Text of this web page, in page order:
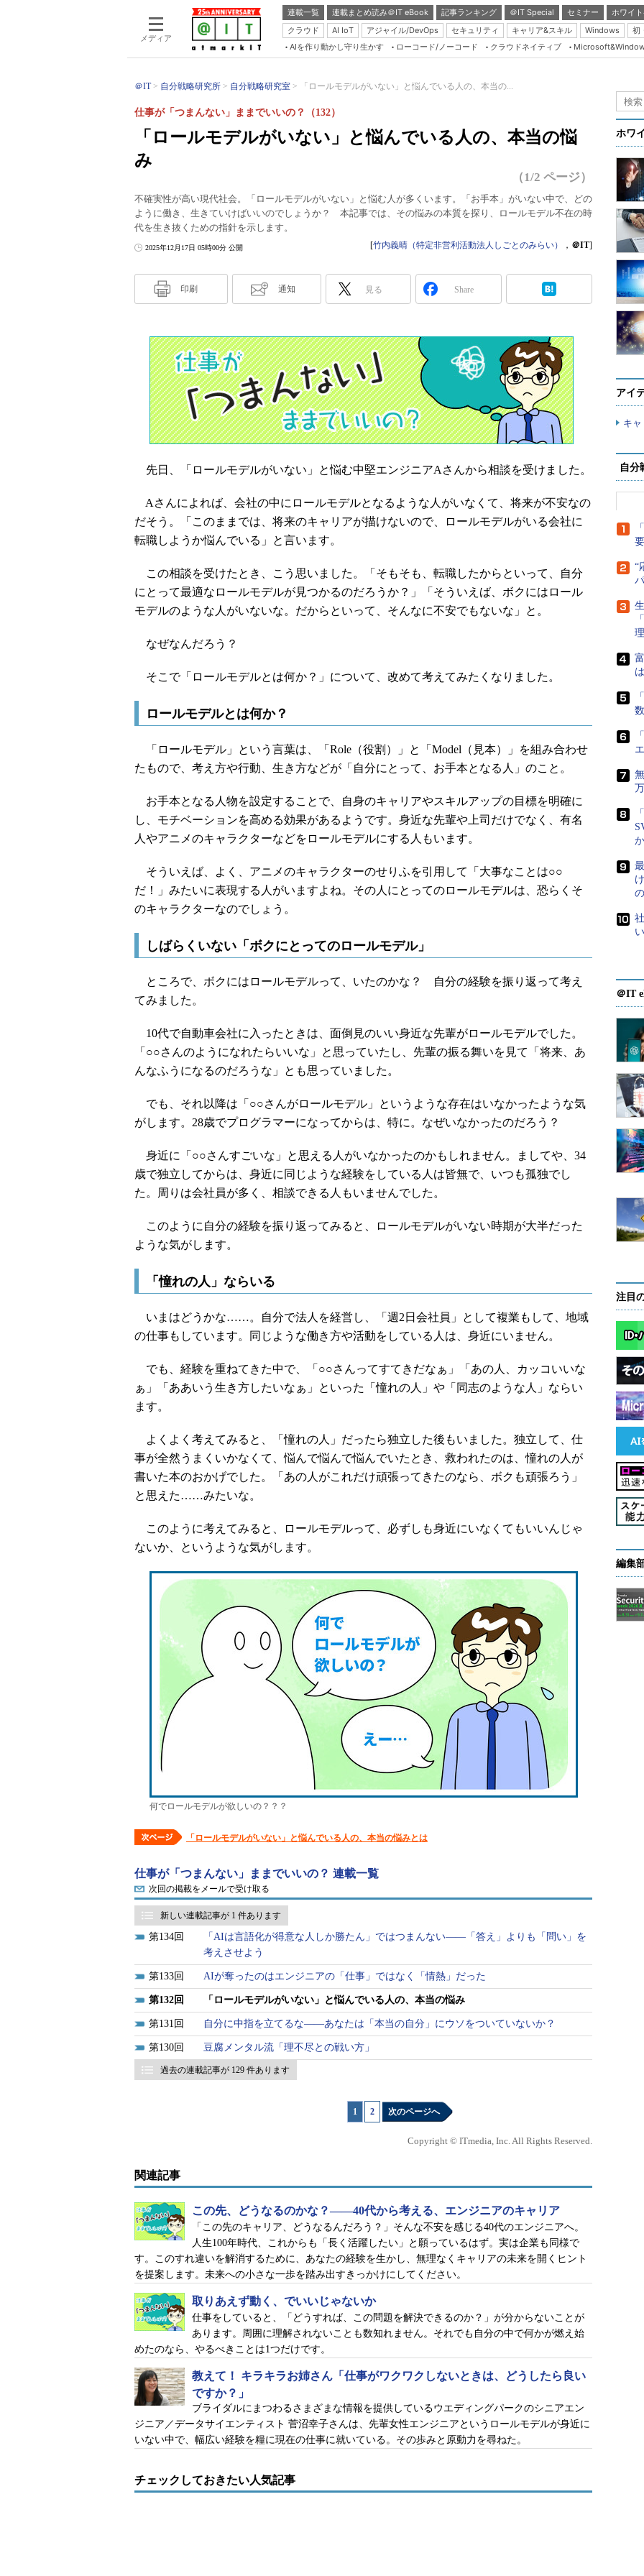
メディア
連載一覧 連載まとめ読み＠IT eBook 記事ランキング ＠IT Special セミナー
ホワイ
クラウド
AI IoT アジャイル/DevOps セキュリティ キャリア&スキル Windows
初
Server & Storage
Java Agile
Database Expert
Master of IP Network
Security & Trust
AIを作り動かし守り生かす ローコード/ノーコード クラウドネイティブ
＠IT 自分戦略研究所 自分戦略研究室 「ロールモデルがいない」と悩んでいる人の、本当の...
「ロールモデルがいない」と悩んでいる人の、本当の悩
み
仕事が「つまんない」ままでいいの？（132）
（1/2 ページ）
不確実性が高い現代社会。「ロールモデルがいない」と悩む人が多くいます。「お手本」がいない中で、どの
ように働き、生きていけばいいのでしょうか？ 本記事では、その悩みの本質を探り、ロールモデル不在の時
代を生き抜くための指針を示します。
2025年12月17日 05時00分 公開 [竹内義晴（特定非営利活動法人しごとのみらい） ， ＠IT]
印刷 通知 見る Share
先日、「ロールモデルがいない」と悩む中堅エンジニアAさんから相談を受けました。
Aさんによれば、会社の中にロールモデルとなるような人がいなくて、将来が不安なの
だそう。「このままでは、将来のキャリアが描けないので、ロールモデルがいる会社に
転職しようか悩んでいる」と言います。
この相談を受けたとき、こう思いました。「そもそも、転職したからといって、自分
にとって最適なロールモデルが見つかるのだろうか？」「そういえば、ボクにはロール
モデルのような人がいないな。だからといって、そんなに不安でもないな」と。
なぜなんだろう？
そこで「ロールモデルとは何か？」について、改めて考えてみたくなりました。
ロールモデルとは何か？
「ロールモデル」という言葉は、「Role（役割）」と「Model（見本）」を組み合わせ
たもので、考え方や行動、生き方などが「自分にとって、お手本となる人」のこと。
お手本となる人物を設定することで、自身のキャリアやスキルアップの目標を明確に
し、モチベーションを高める効果があるようです。身近な先輩や上司だけでなく、有名
人やアニメのキャラクターなどをロールモデルにする人もいます。
そういえば、よく、アニメのキャラクターのせりふを引用して「大事なことは○○
だ！」みたいに表現する人がいますよね。その人にとってのロールモデルは、恐らくそ
のキャラクターなのでしょう。
しばらくいない「ボクにとってのロールモデル」
ところで、ボクにはロールモデルって、いたのかな？ 自分の経験を振り返って考え
てみました。
10代で自動車会社に入ったときは、面倒見のいい身近な先輩がロールモデルでした。
「○○さんのようになれたらいいな」と思っていたし、先輩の振る舞いを見て「将来、あ
んなふうになるのだろうな」とも思っていました。
でも、それ以降は「○○さんがロールモデル」というような存在はいなかったような気
がします。28歳でプログラマーになってからは、特に。なぜいなかったのだろう？
身近に「○○さんすごいな」と思える人がいなかったのかもしれません。ましてや、34
歳で独立してからは、身近に同じような経験をしている人は皆無で、いつも孤独でし
た。周りは会社員が多く、相談できる人もいませんでした。
このように自分の経験を振り返ってみると、ロールモデルがいない時期が大半だった
ような気がします。
「憧れの人」ならいる
いまはどうかな……。自分で法人を経営し、「週2日会社員」として複業もして、地域
の仕事もしています。同じような働き方や活動をしている人は、身近にいません。
でも、経験を重ねてきた中で、「○○さんってすてきだなぁ」「あの人、カッコいいな
ぁ」「ああいう生き方したいなぁ」といった「憧れの人」や「同志のような人」ならい
ます。
よくよく考えてみると、「憧れの人」だったら独立した後もいました。独立して、仕
事が全然うまくいかなくて、悩んで悩んで悩んでいたとき、救われたのは、憧れの人が
書いた本のおかげでした。「あの人がこれだけ頑張ってきたのなら、ボクも頑張ろう」
と思えた……みたいな。
このように考えてみると、ロールモデルって、必ずしも身近にいなくてもいいんじゃ
ないか、というような気がします。
何でロールモデルが欲しいの？？？
「ロールモデルがいない」と悩んでいる人の、本当の悩みとは
仕事が「つまんない」ままでいいの？ 連載一覧
次回の掲載をメールで受け取る
新しい連載記事が 1 件あります
134
「AIは言語化が得意な人しか勝たん」ではつまんない――「答え」よりも「問い」を
考えさせよう
133 AIが奪ったのはエンジニアの「仕事」ではなく「情熱」だった
132 「ロールモデルがいない」と悩んでいる人の、本当の悩み
131 自分に中指を立てるな――あなたは「本当の自分」にウソをついていないか？
130 豆腐メンタル流「理不尽との戦い方」
過去の連載記事が 129 件あります
1 2 次のページへ
Copyright © ITmedia, Inc. All Rights Reserved.
関連記事
この先、どうなるのかな？――40代から考える、エンジニアのキャリア
「この先のキャリア、どうなるんだろう？」そんな不安を感じる40代のエンジニアへ。
人生100年時代、これからも「長く活躍したい」と願っているはず。実は企業も同様で
す。このすれ違いを解消するために、あなたの経験を生かし、無理なくキャリアの未来を開くヒント
を提案します。未来への小さな一歩を踏み出すきっかけにしてください。
取りあえず動く、でいいじゃないか
仕事をしていると、「どうすれば、この問題を解決できるのか？」が分からないことが
あります。周囲に理解されないことも数知れません。それでも自分の中で何かが燃え始
めたのなら、やるべきことは1つだけです。
教えて！ キラキラお姉さん「仕事がワクワクしないときは、どうしたら良い
ですか？」
ブライダルにまつわるさまざまな情報を提供しているウエディングパークのシニアエン
ジニア／データサイエンティスト 菅沼幸子さんは、先輩女性エンジニアというロールモデルが身近に
いない中で、幅広い経験を糧に現在の仕事に就いている。その歩みと原動力を尋ねた。
チェックしておきたい人気記事
ホワ
アイ
キ
自分
“
か
＠IT
注目
編集